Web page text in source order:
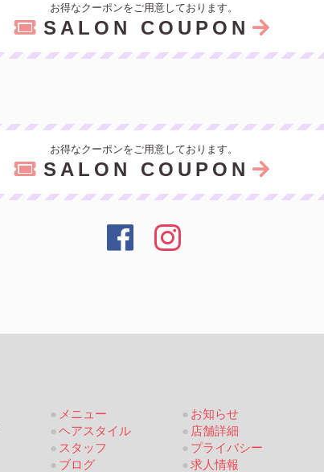
お得なクーポンをご用意しております。
SALON COUPON
お得なクーポンをご用意しております。
SALON COUPON
メニュー
ヘアスタイル
スタッフ
ブログ
お知らせ
店舗詳細
プライバシー
求人情報